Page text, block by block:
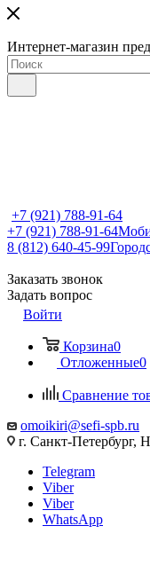
Интернет-магазин
+7 (921) 788-91-64
+7 (921) 788-91-64
8 (812) 640-45-99
Заказать звонок
Задать вопрос
Войти
Корзина0
Отложенные0
Сравнение
omoikiri@sefi-spb.ru
г. Санкт-Петербург,
Telegram
Viber
Viber
WhatsApp